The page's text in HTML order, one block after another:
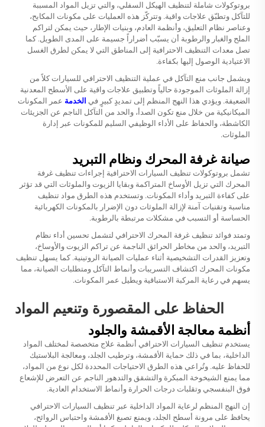
بروتوكولات شاملة لتنظيف الهيكل السفلي، والتي تزيل المواد المسببة
للتآكل وتطبّق علاجات واقية. وتتركّز هذه العمليات على مكونات المكابح،
وعناصر نظام التعليق، وأنظمة العادم، وبنيات الإطار، حيث يمكن لتراكم
الملح والغبار والرطوبة أن يسبّب أضراراً جسيمة على المدى الطويل. كما
تصل معدات التنظيف الاحترافية إلى المناطق التي لا يمكن لطرق الغسل
الاعتيادية الوصول إليها بكفاءة.
ويشمل جانب منع التآكل في عملية التنظيف الاحترافي للسيارات كلاً من
إزالة الملوثات الموجودة حالياً وتطبيق علاجات واقية على الأسطح المعدنية
الضعيفة. ويؤدي هذا النهج المنظم إلى تمديدٍ كبيرٍ في الخدمة عمر المكونات
الميكانيكية من خلال منع تكون الصدأ، والحد من التآكل الناجم عن الجزيئات
الكاشطة، والحفاظ على الأداء الوظيفي السليم للمكونات عبر إدارة
الملوثات.
صيانة غرفة المحرك ونظام التبريد
تشمل بروتوكولات تنظيف السيارات الاحترافية إجراءات تنظيف غرفة
المحرك التي تزيل الأوساخ المتراكمة وبقايا الزيوت والملوثات التي قد تؤثر
على كفاءة التبريد وأداء المكونات. وتستخدم هذه الطرق مواد تنظيف
مناسبة وتقنيات آمنة لإزالة الملوثات دون الإضرار بالمكونات الكهربائية
الحساسة أو التسبب في مشكلات مرتبطة بالرطوبة.
وتمتد فوائد تنظيف غرفة المحرك الاحترافي لتشمل تحسين أداء نظام
التبريد، والحد من مخاطر الحرائق الناجمة عن تراكم الزيوت والأوساخ،
وتعزيز القدرات التشخيصية أثناء عمليات الصيانة الروتينية. كما يسهل تنظيف
مكونات المحرك اكتشاف التسريبات وأنماط التآكل ومتطلبات الصيانة، مما
يسهم في رعاية المركبة الاستباقية ويطيل عمر المكونات.
الحفاظ على المقصورة وتنعيم المواد
أنظمة معالجة الأقمشة والجلود
يستخدم تنظيف السيارات الاحترافي أنظمة علاج متخصصة لمختلف المواد
الداخلية، بما في ذلك حماية الأقمشة، وترطيب الجلد، ومعالجة البلاستيك
للحفاظ عليه. وتُراعي هذه الطرق الاحتياجات المحددة لكل نوع من المواد،
مما يمنع الشيخوخة المبكرة والتشقق والتدهور الناجم عن التعرض للإشعاع
فوق البنفسجي وتقلبات درجات الحرارة وأنماط الاستخدام العادية.
إن النهج المنظم لرعاية المواد الداخلية عبر تنظيف السيارات الاحترافي
يحافظ على مرونة أسطح الجلد، ويمنع تصبغ الأقمشة واحتباس الروائح،